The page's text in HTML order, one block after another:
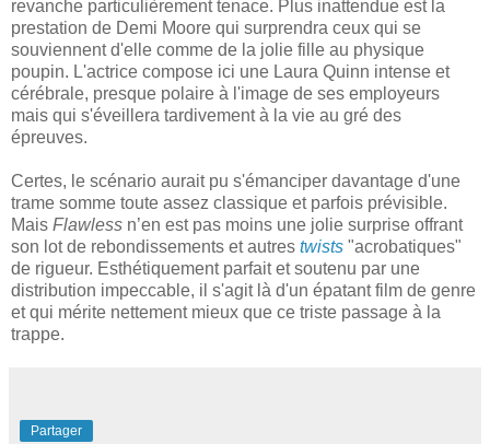
revanche particulièrement tenace. Plus inattendue est la
prestation de Demi Moore qui surprendra ceux qui se
souviennent d'elle comme de la jolie fille au physique
poupin. L'actrice compose ici une Laura Quinn intense et
cérébrale, presque polaire à l'image de ses employeurs
mais qui s'éveillera tardivement à la vie au gré des
épreuves.
Certes, le scénario aurait pu s'émanciper davantage d'une
trame somme toute assez classique et parfois prévisible.
Mais Flawless n’en est pas moins une jolie surprise offrant
son lot de rebondissements et autres twists "acrobatiques"
de rigueur. Esthétiquement parfait et soutenu par une
distribution impeccable, il s'agit là d'un épatant film de genre
et qui mérite nettement mieux que ce triste passage à la
trappe.
Partager